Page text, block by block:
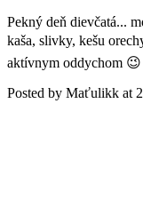
Pekný deň dievčatá...
kaša, slivky, kešu
aktívnym oddychom 😉
Posted by Maťulikk at